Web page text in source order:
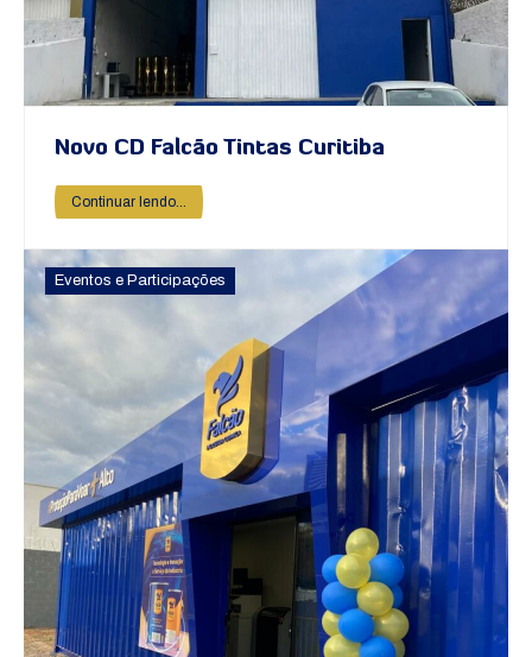
Novo CD Falcão Tintas Curitiba
Continuar lendo...
Eventos e Participações